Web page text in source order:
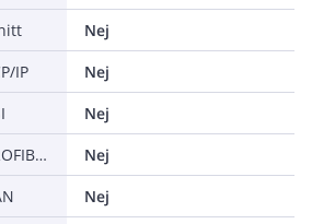
Nej
IP
Nej
Nej
Stödjer protokoll PROFIBUS
Nej
Nej